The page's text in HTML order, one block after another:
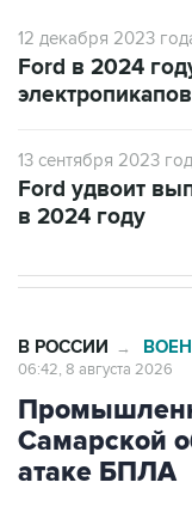
13 сентября 2023
в 2024 году
Самарской
атаке БПЛА
Москва. 8